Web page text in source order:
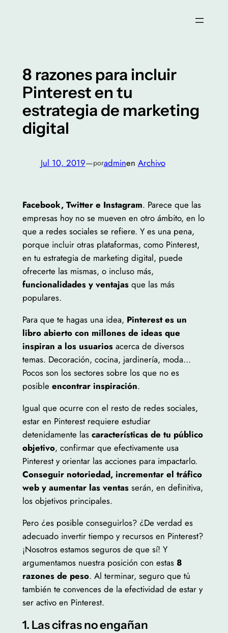
8 razones para incluir
Pinterest en tu
estrategia de marketing
digital
Jul 10, 2019—poradminen Archivo
Facebook, Twitter e Instagram. Parece que las
empresas hoy no se mueven en otro ámbito, en lo
que a redes sociales se refiere. Y es una pena,
porque incluir otras plataformas, como Pinterest,
en tu estrategia de marketing digital, puede
ofrecerte las mismas, o incluso más,
funcionalidades y ventajas que las más
populares.
Para que te hagas una idea, Pinterest es un
libro abierto con millones de ideas que
inspiran a los usuarios acerca de diversos
temas. Decoración, cocina, jardinería, moda…
Pocos son los sectores sobre los que no es
posible encontrar inspiración.
Igual que ocurre con el resto de redes sociales,
estar en Pinterest requiere estudiar
detenidamente lascaracterísticas de tu público
objetivo, confirmar que efectivamente usa
Pinterest y orientar las acciones para impactarlo.
Conseguir notoriedad, incrementar el tráfico
web y aumentar las ventas serán, en definitiva,
los objetivos principales.
Pero ¿es posible conseguirlos? ¿De verdad es
adecuado invertir tiempo y recursos en Pinterest?
¡Nosotros estamos seguros de que sí! Y
argumentamos nuestra posición con estas 8
razones de peso. Al terminar, seguro que tú
también te convences de la efectividad de estar y
ser activo en Pinterest.
1. Las cifras no engañan